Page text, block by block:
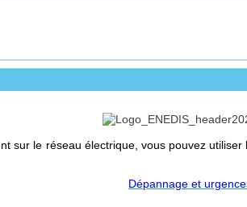
sur le réseau électrique, vous pouvez
Dépannage et